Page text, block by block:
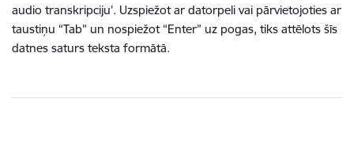
audio transkripciju’. Uzspiežot ar datorpeli vai pārvietojoties ar
taustiņu “Tab” un nospiežot “Enter” uz pogas, tiks attēlots šīs
datnes saturs teksta formātā.